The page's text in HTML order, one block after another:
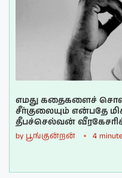
எமது கதைகளைச்
சீர்குலையும் என்பதே
தீபச்செல்வன்
by பூங்குன்றன் 4